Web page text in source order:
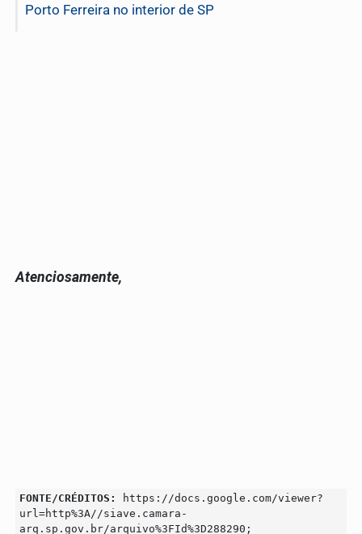
Porto Ferreira no interior de SP
Atenciosamente,
FONTE/CRÉDITOS:
https://docs.google.com/viewer?
url=http%3A//siave.camara-
arq.sp.gov.br/arquivo%3FId%3D288290;